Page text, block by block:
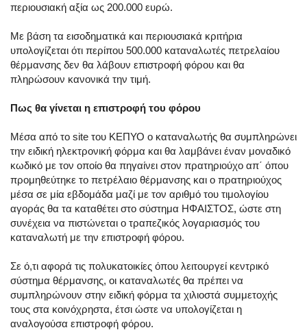
περιουσιακή αξία ως 200.000 ευρώ.
Με βάση τα εισοδηματικά και περιουσιακά κριτήρια
υπολογίζεται ότι περίπου 500.000 καταναλωτές πετρελαίου
θέρμανσης δεν θα λάβουν επιστροφή φόρου και θα
πληρώσουν κανονικά την τιμή.
Πως θα γίνεται η επιστροφή του φόρου
Μέσα από το site του ΚΕΠΥΟ ο καταναλωτής θα συμπληρώνει
την ειδική ηλεκτρονική φόρμα και θα λαμβάνει έναν μοναδικό
κωδικό με τον οποίο θα πηγαίνει στον πρατηριούχο απ΄ όπου
προμηθεύτηκε το πετρέλαιο θέρμανσης και ο πρατηριούχος
μέσα σε μία εβδομάδα μαζί με τον αριθμό του τιμολογίου
αγοράς θα τα καταθέτει στο σύστημα ΗΦΑΙΣΤΟΣ, ώστε στη
συνέχεια να πιστώνεται ο τραπεζικός λογαριασμός του
καταναλωτή με την επιστροφή φόρου.
Σε ό,τι αφορά τις πολυκατοικίες όπου λειτουργεί κεντρικό
σύστημα θέρμανσης, οι καταναλωτές θα πρέπει να
συμπληρώνουν στην ειδική φόρμα τα χιλιοστά συμμετοχής
τους στα κοινόχρηστα, έτσι ώστε να υπολογίζεται η
αναλογούσα επιστροφή φόρου.